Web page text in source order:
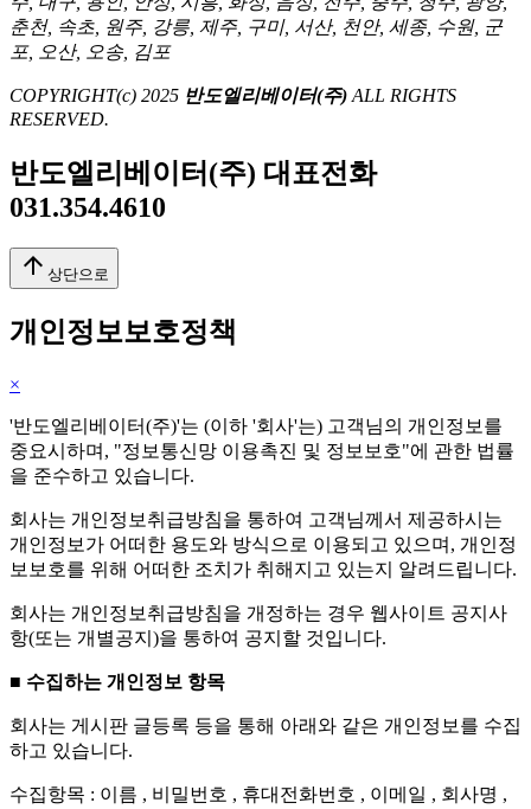
춘천, 속초, 원주, 강릉, 제주, 구미, 서산, 천안, 세종, 수원, 군
포, 오산, 오송, 김포
COPYRIGHT(c) 2025 반도엘리베이터(주) ALL RIGHTS
RESERVED.
반도엘리베이터(주) 대표전화
031.354.4610
arrow_upward 상단으로
개인정보보호정책
×
'반도엘리베이터(주)'는 (이하 '회사'는) 고객님의 개인정보를
중요시하며, "정보통신망 이용촉진 및 정보보호"에 관한 법률
을 준수하고 있습니다.
회사는 개인정보취급방침을 통하여 고객님께서 제공하시는
개인정보가 어떠한 용도와 방식으로 이용되고 있으며, 개인정
보보호를 위해 어떠한 조치가 취해지고 있는지 알려드립니다.
회사는 개인정보취급방침을 개정하는 경우 웹사이트 공지사
항(또는 개별공지)을 통하여 공지할 것입니다.
■ 수집하는 개인정보 항목
회사는 게시판 글등록 등을 통해 아래와 같은 개인정보를 수집
하고 있습니다.
수집항목 : 이름 , 비밀번호 , 휴대전화번호 , 이메일 , 회사명 ,